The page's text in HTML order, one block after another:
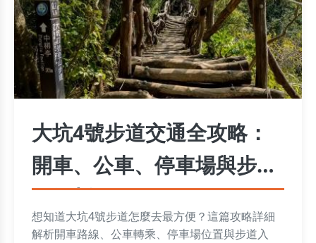
大坑4號步道交通全攻略：
開車、公車、停車場與步道
口解析
想知道大坑4號步道怎麼去最方便？這篇攻略詳細
解析開車路線、公車轉乘、停車場位置與步道入